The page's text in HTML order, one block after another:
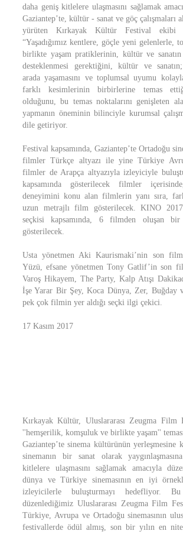
daha geniş kitlelere ulaşmasını sağlamak
Gaziantep’te, kültür - sanat ve göç çalışmaları
yürüten Kırkayak Kültür Festival ekibi
“Yaşadığımız kentlere, göçle yeni gelenlerle,
birlikte yaşam pratiklerinin, kültür ve sanatın
desteklenmesi gerektiğini, kültür ve
arada yaşamasını ve toplumsal uyumu
farklı kesimlerinin birbirlerine temas
olduğunu, bu temas noktalarını genişleten
yapmanın öneminin bilinciyle kurumsal
dile getiriyor.
Festival kapsamında, Gaziantep’te Ortadoğu
filmler Türkçe altyazı ile yine Türkiye
filmler de Arapça altyazıyla izleyiciyle
kapsamında gösterilecek filmler
deneyimini konu alan filmlerin yanı sıra,
uzun metrajlı film gösterilecek. KINO
seçkisi kapsamında, 6 filmden oluşan
gösterilecek.
Usta yönetmen Aki Kaurismaki’nin son
Yüzü, efsane yönetmen Tony Gatlif’in son
Varoş Hikayem, The Party, Kalp Atışı
İşe Yarar Bir Şey, Koca Dünya, Zer, Buğday
pek çok filmin yer aldığı seçki ilgi çekici.
17 Kasım 2017
Kırkayak Kültür, Uluslararası Zeugma Film
''hemşerilik, komşuluk ve birlikte yaşam''
Gaziantep’te sinema kültürünün yerleşmesine
sinemanın bir sanat olarak
kitlelere ulaşmasını sağlamak amacıyla
dünya ve Türkiye sinemasının en iyi
izleyicilerle buluşturmayı hedefliyor. Bu
düzenlediğimiz Uluslararası Zeugma Film
Türkiye, Avrupa ve Ortadoğu sinemasının
festivallerde ödül almış, son bir yılın en